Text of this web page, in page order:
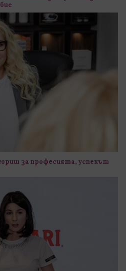
за професията, успехът